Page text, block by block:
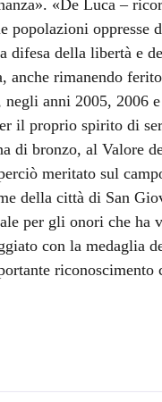
«De Luca –
popolazioni oppresse
difesa della libertà e
anche rimanendo
anni 2005, 2006
il proprio spirito di
di bronzo, al Valore
meritato sul
della città di San
per gli onori che
con la medaglia